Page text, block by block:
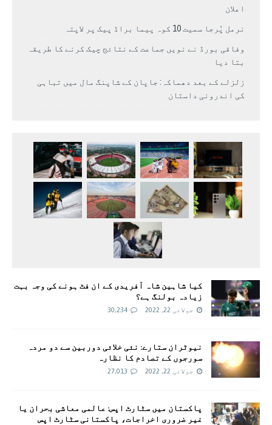
اعلان
نرمل پُرجا سمیت 10 کوہ پیما براڈ پیک پر لاپتہ
وفاقی بورڈ نے نویں جماعت کے نتائج چیک کرنے کا طریقہ
بتا دیا
زلزلے کے بعد دھماکہ: جاپان کے شاپنگ مال میں تباہی
کی اندرونی داستان
کیا شاہین شاہ آفریدی کے ان فٹ ہونے کی وجہ بہت
زیادہ بولنگ ہے؟
جولائی 22, 2022 30,234
نیوٹران ستارے: نئی خلائی دوربین سے دو مردہ
سورجوں کے تصادم کا نظارہ
جولائی 22, 2022 27,013
پاکستان میں سٹارٹ اپس: عالمی معاشی بحران یا
غیر ضروری اخراجات، پاکستانی سٹارٹ اپس